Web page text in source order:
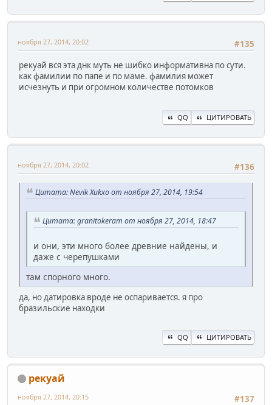
#135
ноября 27, 2014, 20:02
рекуай вся эта днк муть не шибко информативна по сути.
как фамилии по папе и по маме. фамилия может
исчезнуть и при огромном количестве потомков
QQ ЦИТИРОВАТЬ
#136
ноября 27, 2014, 20:02
Цитата: Nevik Xukxo от ноября 27, 2014, 19:54
Цитата: granitokeram от ноября 27, 2014, 18:47
и они, эти много более древние найдены, и
даже с черепушками
там спорного много.
да, но датировка вроде не оспаривается. я про
бразильские находки
QQ ЦИТИРОВАТЬ
рекуай
#137
ноября 27, 2014, 20:15